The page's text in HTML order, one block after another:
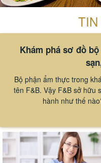
Khám phá sơ đồ
Bộ phận ẩm thực trong
tên F&B. Vậy F&B sở hữu
hành như thế